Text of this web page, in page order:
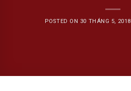
POSTED ON 30 THÁNG 5, 2018